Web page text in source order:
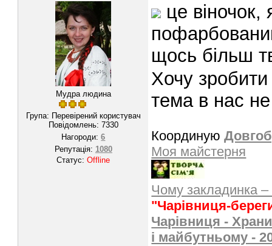
Мудра людина
Група: Перевірений користувач
Повідомлень: 7330
Нагороди:6
Репутація: 1080
Статус:Offline
це
щось більш
Хочу
тема в нас
Координую
Моя майстерня
Чому закладинка
"Чарівниця-
Чарівниця -
і майбутньому -